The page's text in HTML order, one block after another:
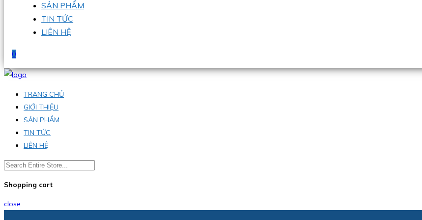
SẢN PHẨM
TIN TỨC
LIÊN HỆ
0
TRANG CHỦ
GIỚI THIỆU
SẢN PHẨM
TIN TỨC
LIÊN HỆ
Shopping cart
close